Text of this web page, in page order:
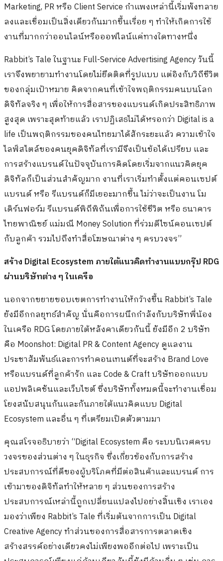
Marketing, PR หรือ Client Service กำแพงเหล่านี้เริ่มพังทลาย
ลงและเชื่อมเป็นสิ่งเดียวกันมากขึ้นเรื่อย ๆ ทำให้เกิดการใช้
งานที่มากกว่าออนไลน์หรือออฟไลน์แค่ทางใดทางหนึ่ง
Rabbit’s Tale ในฐานะ Full-Service Advertising Agency วันนี้
เราจึงพยายามทำงานโดยไม่ยึดติดที่รูปแบบ แต่อิงกับวิถีชีวิต
ของกลุ่มเป้าหมาย คิดจากคนที่เข้าใจพฤติกรรมคนบนโลก
ดิจิทัลจริง ๆ เพื่อให้การสื่อสารของแบรนด์เกิดประสิทธิภาพ
สูงสุด เพราะสุดท้ายแล้ว เราปฏิเสธไม่ได้หรอกว่า Digital is a
life เป็นพฤติกรรมของคนไทยมาได้สักระยะแล้ว ความเข้าใจ
ไลฟ์สไตล์ของคนยุคดิจิทัลที่เรามีจึงเป็นข้อได้เปรียบ และ
การสร้างแบรนด์ในปัจจุบันการคิดโดยเริ่มจากแนวคิดยุค
ดิจิทัลก็เป็นส่วนสำคัญมาก งานที่เราเริ่มทำตั้งแต่คอนเซปต์
แบรนด์ หรือ รีแบรนด์ก็มีเยอะมากขึ้น ไม่ว่าจะเป็นงาน โม
เดิร์นฟอร์ม รีแบรนด์พิถีพิถันเพื่อการใช้ชีวิต หรือ ธนาคาร
ไทยพาณิชย์ แม่มณี Money Solution ที่ร่วมดีไซน์คอนเซปต์
กับลูกค้า รวมไปถึงทำสื่อโฆษณาต่าง ๆ ครบวงจร”
สร้าง Digital Ecosystem ภายใต้แนวคิดทำงานแบบกรุ๊ป RDG
ผ่านบริษัทต่าง ๆ ในเครือ
นอกจากขยายขอบเขตการทำงานให้กว้างขึ้น Rabbit’s Tale
ยังมีอีกกลยุทธ์สำคัญ นั่นคือการผนึกกำลังกับบริษัทพี่น้อง
ในเครือ RDG โดยภายใต้หลังคาเดียวกันนี้ ยังมีอีก 2 บริษัท
คือ Moonshot: Digital PR & Content Agency ดูแลงาน
ประชาสัมพันธ์และการทำคอนเทนต์ที่จะสร้าง Brand Love
หรือแบรนด์ที่ลูกค้ารัก และ Code & Craft บริษัทออกแบบ
แอปพลิเคชันและเว็บไซต์ ซึ่งบริษัททั้งหมดนี้จะทำงานเชื่อม
โยงสนับสนุนกันและกันภายใต้แนวคิดแบบ Digital
Ecosystem และอื่น ๆ ที่เตรียมเปิดตัวตามมา
คุณสโรจอธิบายว่า “Digital Ecosystem คือ ระบบนิเวศครบ
วงจรของส่วนต่าง ๆ ในธุรกิจ ซึ่งเกี่ยวข้องกับการสร้าง
ประสบการณ์ที่ดีของผู้บริโภคที่มีต่อสินค้าและแบรนด์ การ
เข้ามาของดิจิทัลทำให้หลาย ๆ ส่วนของการสร้าง
ประสบการณ์เหล่านี้ถูกเปลี่ยนแปลงไปอย่างสิ้นเชิง เราเอง
มองว่าเพียง Rabbit’s Tale ที่เริ่มต้นจากการเป็น Digital
Creative Agency ทำส่วนของการสื่อสารการตลาดเชิง
สร้างสรรค์อย่างเดียวคงไม่เพียงพออีกต่อไป เพราะเป็น